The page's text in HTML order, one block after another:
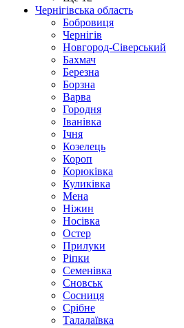
Чернігівська область
Бобровиця
Чернігів
Новгород-Сіверський
Бахмач
Березна
Борзна
Варва
Городня
Іванівка
Ічня
Козелець
Короп
Корюківка
Куликівка
Мена
Ніжин
Носівка
Остер
Прилуки
Ріпки
Семенівка
Сновськ
Сосниця
Срібне
Талалаївка